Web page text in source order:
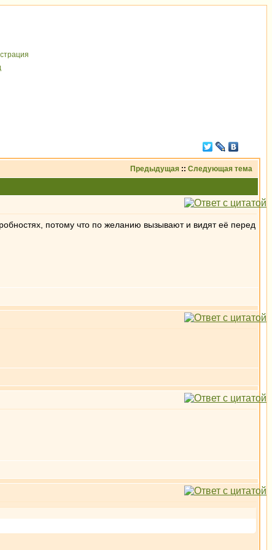
Предыдущая :: Следующая тема
потому что по желанию вызывают и видят её перед